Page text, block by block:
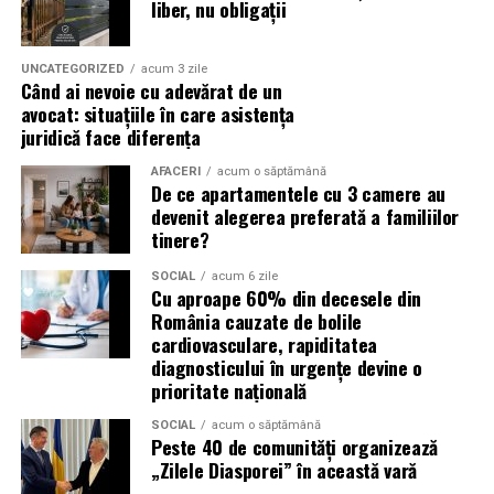
reducerea acumulării de reziduuri;
protejarea filtrului de particule;
funcționarea eficientă a sistemului antipoluare.
Acest aspect este esențial pentru reducerea riscului
unor reparații costisitoare.
Avantajele Ravenol VMP USVO 5W30
Printre cele mai importante avantaje se numără:
tehnologie USVO;
stabilitate termică ridicată;
rezistență la oxidare;
protecție împotriva uzurii;
reducerea depunerilor;
(Advertorial)
liber, nu obligații
UNCATEGORIZED acum 3 zile
Când ai nevoie cu adevărat de un
avocat: situațiile în care asistența
juridică face diferența
AFACERI acum o săptămână
De ce apartamentele cu 3 camere au
devenit alegerea preferată a familiilor
tinere?
SOCIAL acum 6 zile
Cu aproape 60% din decesele din
România cauzate de bolile
cardiovasculare, rapiditatea
diagnosticului în urgențe devine o
prioritate națională
SOCIAL acum o săptămână
Peste 40 de comunități organizează
„Zilele Diasporei” în această vară